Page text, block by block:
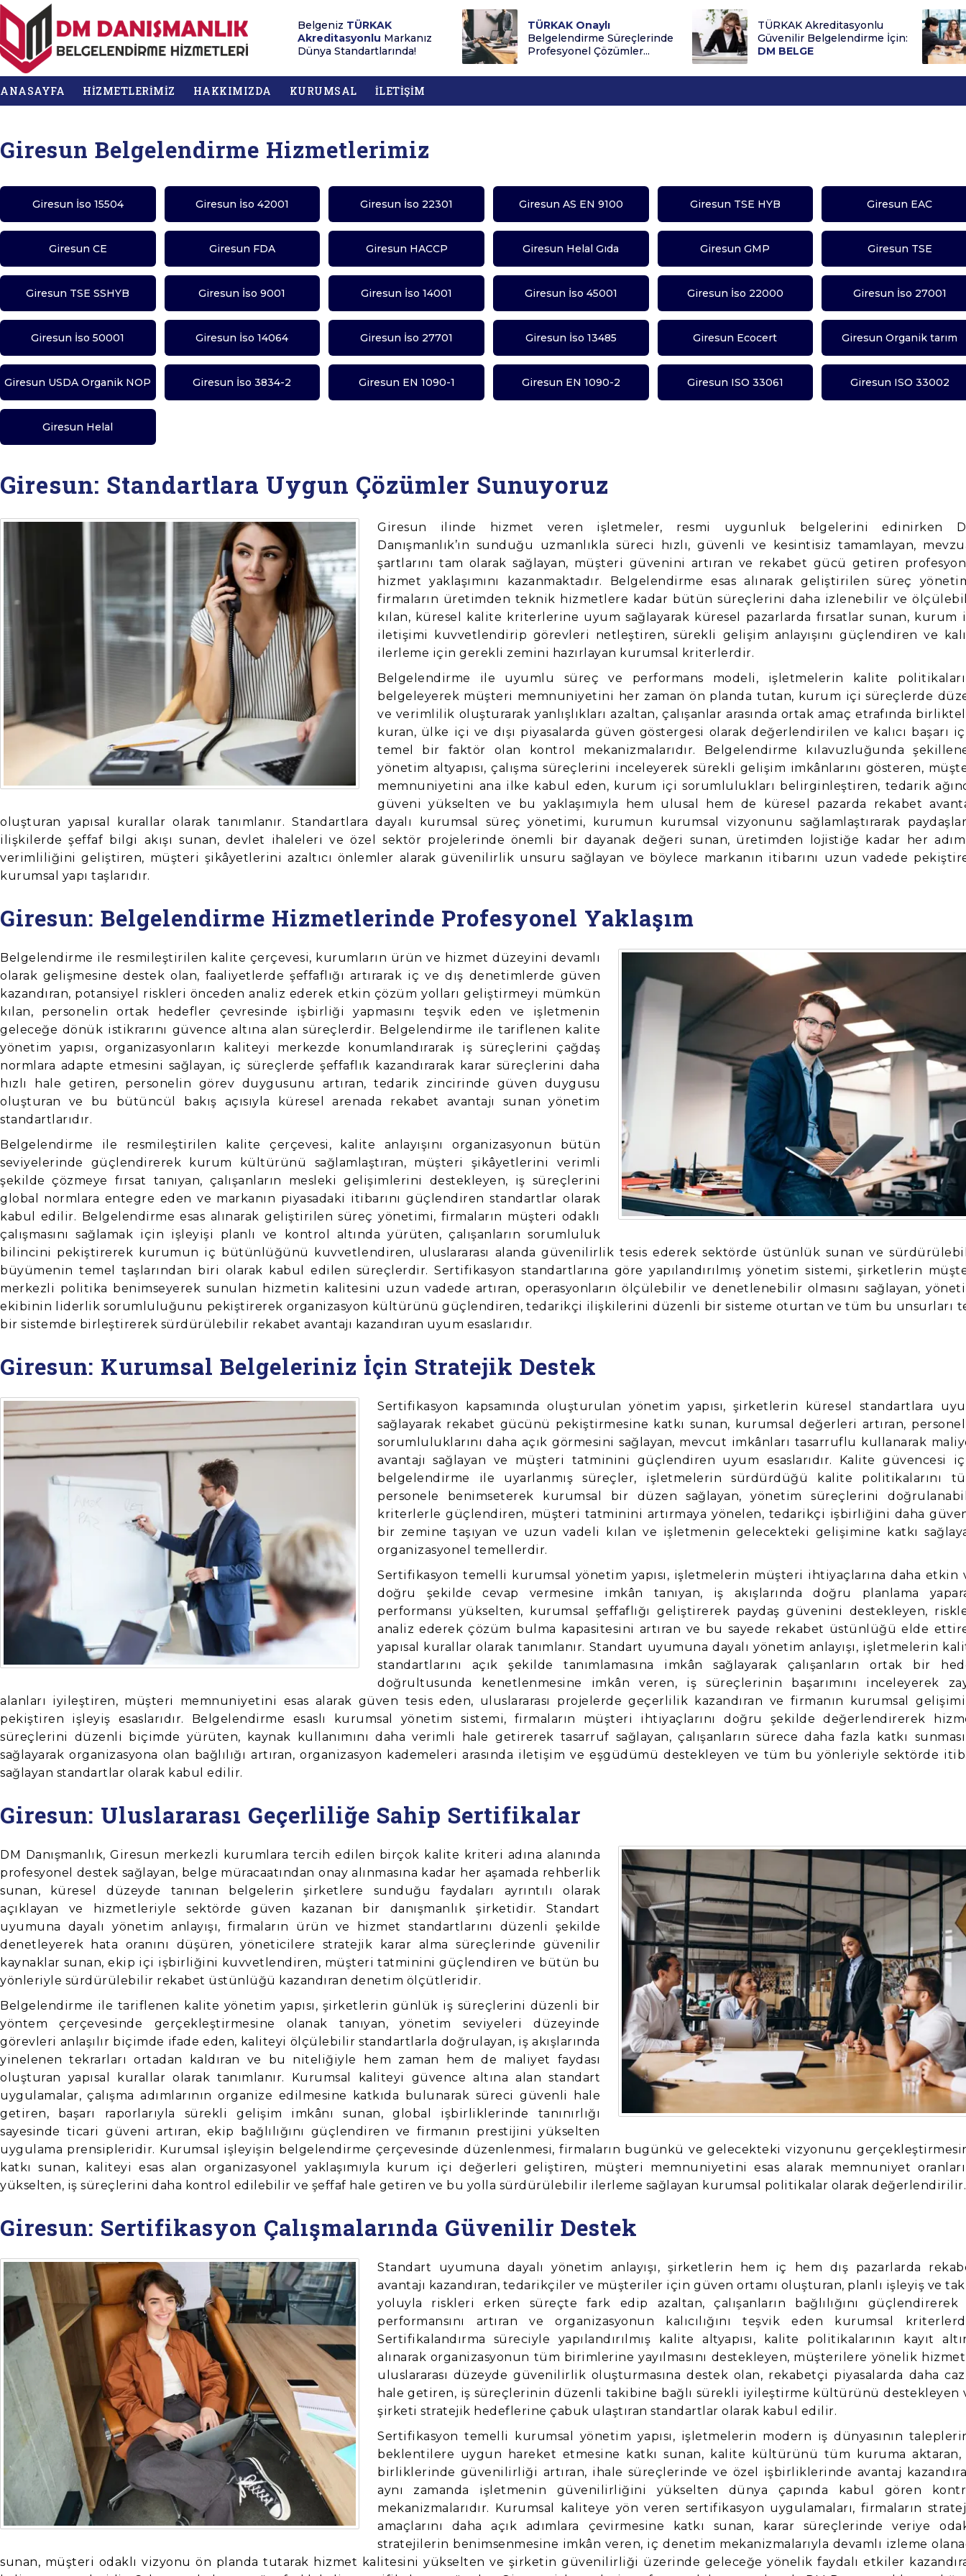
Belgeniz TÜRKAK
Akreditasyonlu Markanız
Dünya Standartlarında!
TÜRKAK Onaylı
Belgelendirme Süreçlerinde
Profesyonel Çözümler...
TÜRKAK Akreditasyonlu
Güvenilir Belgelendirme İçin:
DM BELGE
ANASAYFA HİZMETLERİMİZ HAKKIMIZDA KURUMSAL İLETİŞİM
Giresun Belgelendirme Hizmetlerimiz
Giresun İso 15504 Giresun İso 42001 Giresun İso 22301 Giresun AS EN 9100 Giresun TSE HYB Giresun EAC
Giresun CE Giresun FDA Giresun HACCP Giresun Helal Gıda Giresun GMP Giresun TSE
Giresun TSE SSHYB Giresun İso 9001 Giresun İso 14001 Giresun İso 45001 Giresun İso 22000 Giresun İso 27001
Giresun İso 50001 Giresun İso 14064 Giresun İso 27701 Giresun İso 13485 Giresun Ecocert Giresun Organik tarım
Giresun USDA Organik NOP Giresun İso 3834-2 Giresun EN 1090-1 Giresun EN 1090-2 Giresun ISO 33061 Giresun ISO 33002
Giresun Helal
Giresun: Standartlara Uygun Çözümler Sunuyoruz
Giresun ilinde hizmet veren işletmeler, resmi uygunluk belgelerini edinirken
Danışmanlık’ın sunduğu uzmanlıkla süreci hızlı, güvenli ve kesintisiz tamamlayan,
şartlarını tam olarak sağlayan, müşteri güvenini artıran ve rekabet gücü getiren
hizmet yaklaşımını kazanmaktadır. Belgelendirme esas alınarak geliştirilen süreç
firmaların üretimden teknik hizmetlere kadar bütün süreçlerini daha izlenebilir ve
kılan, küresel kalite kriterlerine uyum sağlayarak küresel pazarlarda fırsatlar sunan, kurum
iletişimi kuvvetlendirip görevleri netleştiren, sürekli gelişim anlayışını güçlendiren ve
ilerleme için gerekli zemini hazırlayan kurumsal kriterlerdir.
Belgelendirme ile uyumlu süreç ve performans modeli, işletmelerin kalite
belgeleyerek müşteri memnuniyetini her zaman ön planda tutan, kurum içi süreçlerde
ve verimlilik oluşturarak yanlışlıkları azaltan, çalışanlar arasında ortak amaç etrafında
kuran, ülke içi ve dışı piyasalarda güven göstergesi olarak değerlendirilen ve kalıcı başarı
temel bir faktör olan kontrol mekanizmalarıdır. Belgelendirme kılavuzluğunda
yönetim altyapısı, çalışma süreçlerini inceleyerek sürekli gelişim imkânlarını gösteren,
memnuniyetini ana ilke kabul eden, kurum içi sorumlulukları belirginleştiren, tedarik
güveni yükselten ve bu yaklaşımıyla hem ulusal hem de küresel pazarda rekabet
oluşturan yapısal kurallar olarak tanımlanır. Standartlara dayalı kurumsal süreç yönetimi, kurumun kurumsal vizyonunu sağlamlaştırarak
ilişkilerde şeffaf bilgi akışı sunan, devlet ihaleleri ve özel sektör projelerinde önemli bir dayanak değeri sunan, üretimden lojistiğe kadar her
verimliliğini geliştiren, müşteri şikâyetlerini azaltıcı önlemler alarak güvenilirlik unsuru sağlayan ve böylece markanın itibarını uzun vadede
kurumsal yapı taşlarıdır.
Giresun: Belgelendirme Hizmetlerinde Profesyonel Yaklaşım
Belgelendirme ile resmileştirilen kalite çerçevesi, kurumların ürün ve hizmet düzeyini devamlı
olarak gelişmesine destek olan, faaliyetlerde şeffaflığı artırarak iç ve dış denetimlerde güven
kazandıran, potansiyel riskleri önceden analiz ederek etkin çözüm yolları geliştirmeyi mümkün
kılan, personelin ortak hedefler çevresinde işbirliği yapmasını teşvik eden ve işletmenin
geleceğe dönük istikrarını güvence altına alan süreçlerdir. Belgelendirme ile tariflenen kalite
yönetim yapısı, organizasyonların kaliteyi merkezde konumlandırarak iş süreçlerini çağdaş
normlara adapte etmesini sağlayan, iç süreçlerde şeffaflık kazandırarak karar süreçlerini daha
hızlı hale getiren, personelin görev duygusunu artıran, tedarik zincirinde güven duygusu
oluşturan ve bu bütüncül bakış açısıyla küresel arenada rekabet avantajı sunan yönetim
standartlarıdır.
Belgelendirme ile resmileştirilen kalite çerçevesi, kalite anlayışını organizasyonun bütün
seviyelerinde güçlendirerek kurum kültürünü sağlamlaştıran, müşteri şikâyetlerini verimli
şekilde çözmeye fırsat tanıyan, çalışanların mesleki gelişimlerini destekleyen, iş süreçlerini
global normlara entegre eden ve markanın piyasadaki itibarını güçlendiren standartlar olarak
kabul edilir. Belgelendirme esas alınarak geliştirilen süreç yönetimi, firmaların müşteri odaklı
çalışmasını sağlamak için işleyişi planlı ve kontrol altında yürüten, çalışanların sorumluluk
bilincini pekiştirerek kurumun iç bütünlüğünü kuvvetlendiren, uluslararası alanda güvenilirlik tesis ederek sektörde üstünlük sunan ve
büyümenin temel taşlarından biri olarak kabul edilen süreçlerdir. Sertifikasyon standartlarına göre yapılandırılmış yönetim sistemi, şirketlerin
merkezli politika benimseyerek sunulan hizmetin kalitesini uzun vadede artıran, operasyonların ölçülebilir ve denetlenebilir olmasını sağlayan,
ekibinin liderlik sorumluluğunu pekiştirerek organizasyon kültürünü güçlendiren, tedarikçi ilişkilerini düzenli bir sisteme oturtan ve tüm bu unsurları
bir sistemde birleştirerek sürdürülebilir rekabet avantajı kazandıran uyum esaslarıdır.
Giresun: Kurumsal Belgeleriniz İçin Stratejik Destek
Sertifikasyon kapsamında oluşturulan yönetim yapısı, şirketlerin küresel standartlara
sağlayarak rekabet gücünü pekiştirmesine katkı sunan, kurumsal değerleri artıran,
sorumluluklarını daha açık görmesini sağlayan, mevcut imkânları tasarruflu kullanarak
avantajı sağlayan ve müşteri tatminini güçlendiren uyum esaslarıdır. Kalite güvencesi
belgelendirme ile uyarlanmış süreçler, işletmelerin sürdürdüğü kalite politikalarını
personele benimseterek kurumsal bir düzen sağlayan, yönetim süreçlerini
kriterlerle güçlendiren, müşteri tatminini artırmaya yönelen, tedarikçi işbirliğini daha
bir zemine taşıyan ve uzun vadeli kılan ve işletmenin gelecekteki gelişimine katkı
organizasyonel temellerdir.
Sertifikasyon temelli kurumsal yönetim yapısı, işletmelerin müşteri ihtiyaçlarına daha etkin
doğru şekilde cevap vermesine imkân tanıyan, iş akışlarında doğru planlama
performansı yükselten, kurumsal şeffaflığı geliştirerek paydaş güvenini destekleyen,
analiz ederek çözüm bulma kapasitesini artıran ve bu sayede rekabet üstünlüğü elde
yapısal kurallar olarak tanımlanır. Standart uyumuna dayalı yönetim anlayışı, işletmelerin
standartlarını açık şekilde tanımlamasına imkân sağlayarak çalışanların ortak bir
doğrultusunda kenetlenmesine imkân veren, iş süreçlerinin başarımını inceleyerek
alanları iyileştiren, müşteri memnuniyetini esas alarak güven tesis eden, uluslararası projelerde geçerlilik kazandıran ve firmanın kurumsal
pekiştiren işleyiş esaslarıdır. Belgelendirme esaslı kurumsal yönetim sistemi, firmaların müşteri ihtiyaçlarını doğru şekilde değerlendirerek
süreçlerini düzenli biçimde yürüten, kaynak kullanımını daha verimli hale getirerek tasarruf sağlayan, çalışanların sürece daha fazla katkı
sağlayarak organizasyona olan bağlılığı artıran, organizasyon kademeleri arasında iletişim ve eşgüdümü destekleyen ve tüm bu yönleriyle sektörde
sağlayan standartlar olarak kabul edilir.
Giresun: Uluslararası Geçerliliğe Sahip Sertifikalar
DM Danışmanlık, Giresun merkezli kurumlara tercih edilen birçok kalite kriteri adına alanında
profesyonel destek sağlayan, belge müracaatından onay alınmasına kadar her aşamada rehberlik
sunan, küresel düzeyde tanınan belgelerin şirketlere sunduğu faydaları ayrıntılı olarak
açıklayan ve hizmetleriyle sektörde güven kazanan bir danışmanlık şirketidir. Standart
uyumuna dayalı yönetim anlayışı, firmaların ürün ve hizmet standartlarını düzenli şekilde
denetleyerek hata oranını düşüren, yöneticilere stratejik karar alma süreçlerinde güvenilir
kaynaklar sunan, ekip içi işbirliğini kuvvetlendiren, müşteri tatminini güçlendiren ve bütün bu
yönleriyle sürdürülebilir rekabet üstünlüğü kazandıran denetim ölçütleridir.
Belgelendirme ile tariflenen kalite yönetim yapısı, şirketlerin günlük iş süreçlerini düzenli bir
yöntem çerçevesinde gerçekleştirmesine olanak tanıyan, yönetim seviyeleri düzeyinde
görevleri anlaşılır biçimde ifade eden, kaliteyi ölçülebilir standartlarla doğrulayan, iş akışlarında
yinelenen tekrarları ortadan kaldıran ve bu niteliğiyle hem zaman hem de maliyet faydası
oluşturan yapısal kurallar olarak tanımlanır. Kurumsal kaliteyi güvence altına alan standart
uygulamalar, çalışma adımlarının organize edilmesine katkıda bulunarak süreci güvenli hale
getiren, başarı raporlarıyla sürekli gelişim imkânı sunan, global işbirliklerinde tanınırlığı
sayesinde ticari güveni artıran, ekip bağlılığını güçlendiren ve firmanın prestijini yükselten
uygulama prensipleridir. Kurumsal işleyişin belgelendirme çerçevesinde düzenlenmesi, firmaların bugünkü ve gelecekteki vizyonunu
katkı sunan, kaliteyi esas alan organizasyonel yaklaşımıyla kurum içi değerleri geliştiren, müşteri memnuniyetini esas alarak memnuniyet
yükselten, iş süreçlerini daha kontrol edilebilir ve şeffaf hale getiren ve bu yolla sürdürülebilir ilerleme sağlayan kurumsal politikalar olarak değerlendirilir.
Giresun: Sertifikasyon Çalışmalarında Güvenilir Destek
Standart uyumuna dayalı yönetim anlayışı, şirketlerin hem iç hem dış pazarlarda
avantajı kazandıran, tedarikçiler ve müşteriler için güven ortamı oluşturan, planlı işleyiş ve
yoluyla riskleri erken süreçte fark edip azaltan, çalışanların bağlılığını güçlendirerek
performansını artıran ve organizasyonun kalıcılığını teşvik eden kurumsal
Sertifikalandırma süreciyle yapılandırılmış kalite altyapısı, kalite politikalarının kayıt
alınarak organizasyonun tüm birimlerine yayılmasını destekleyen, müşterilere yönelik
uluslararası düzeyde güvenilirlik oluşturmasına destek olan, rekabetçi piyasalarda daha
hale getiren, iş süreçlerinin düzenli takibine bağlı sürekli iyileştirme kültürünü destekleyen
şirketi stratejik hedeflerine çabuk ulaştıran standartlar olarak kabul edilir.
Sertifikasyon temelli kurumsal yönetim yapısı, işletmelerin modern iş dünyasının
beklentilere uygun hareket etmesine katkı sunan, kalite kültürünü tüm kuruma aktaran,
birliklerinde güvenilirliği artıran, ihale süreçlerinde ve özel işbirliklerinde avantaj
aynı zamanda işletmenin güvenilirliğini yükselten dünya çapında kabul gören
mekanizmalarıdır. Kurumsal kaliteye yön veren sertifikasyon uygulamaları, firmaların
amaçlarını daha açık adımlara çevirmesine katkı sunan, karar süreçlerinde veriye
stratejilerin benimsenmesine imkân veren, iç denetim mekanizmalarıyla devamlı izleme
sunan, müşteri odaklı vizyonu ön planda tutarak hizmet kalitesini yükselten ve şirketin güvenilirliği üzerinde geleceğe yönelik faydalı etkiler